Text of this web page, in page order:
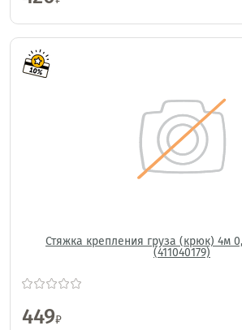
Стяжка крепления груза (крюк) 4м
(411040179)
449₽